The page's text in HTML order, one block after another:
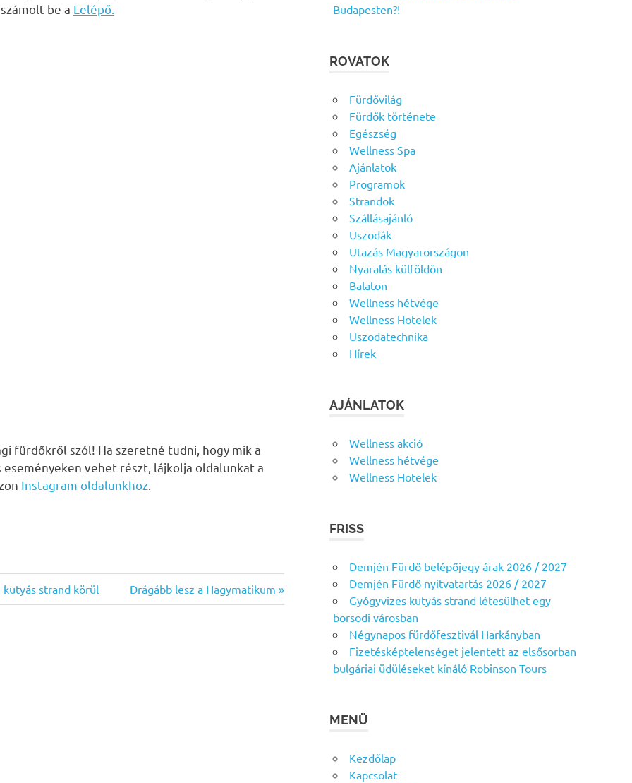
be a Lelépő.
fürdőkről szól! Ha szeretné tudni, hogy mik a
vehet részt, lájkolja oldalunkat a
Instagram oldalunkhoz
strand körül
Next
Post:
Drágább lesz a Hagymatikum
Budapesten?!
ROVATOK
Fürdővilág
Fürdők története
Egészség
Wellness Spa
Ajánlatok
Programok
Strandok
Szállásajánló
Uszodák
Utazás Magyarországon
Nyaralás külföldön
Balaton
Wellness hétvége
Wellness Hotelek
Uszodatechnika
Hírek
AJÁNLATOK
Wellness akció
Wellness hétvége
Wellness Hotelek
FRISS
Demjén Fürdő belépőjegy árak 2026 / 2027
Demjén Fürdő nyitvatartás 2026 / 2027
Gyógyvizes kutyás strand létesülhet egy
borsodi városban
Négynapos fürdőfesztivál Harkányban
Fizetésképtelenséget jelentett az elsősorban
bulgáriai üdüléseket kínáló Robinson Tours
MENÜ
Kezdőlap
Kapcsolat